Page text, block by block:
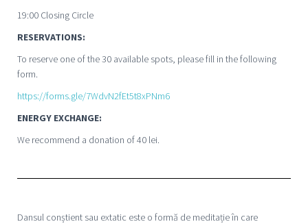
19:00 Closing Circle
RESERVATIONS:
To reserve one of the 30 available spots, please fill in the following
form.
https://forms.gle/7WdvN2fEt5t8xPNm6
ENERGY EXCHANGE:
We recommend a donation of 40 lei.
Dansul conștient sau extatic este o formă de meditație în care